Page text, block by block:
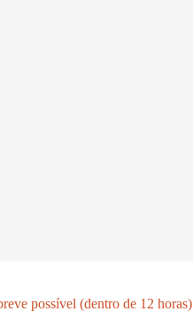
possível (dentro de 12 horas)